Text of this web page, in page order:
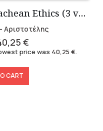
Nikomachean Ethics (3 volumes)
€.
€
price
40,25 €.
price was 40,25€.
CART